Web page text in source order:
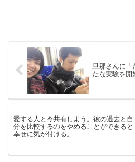
旦那さんに「
たな実験を開
愛する人と今共有しよう。彼の過去と自
分を比較するのをやめることができると
幸せに気が付ける。